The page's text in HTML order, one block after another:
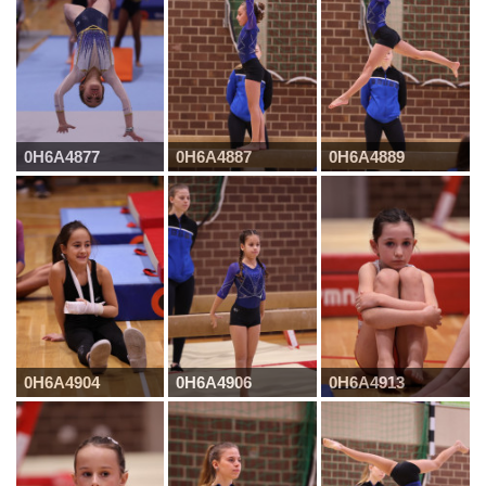
0H6A4877 0H6A4887 0H6A4889
0H6A4904 0H6A4906 0H6A4913